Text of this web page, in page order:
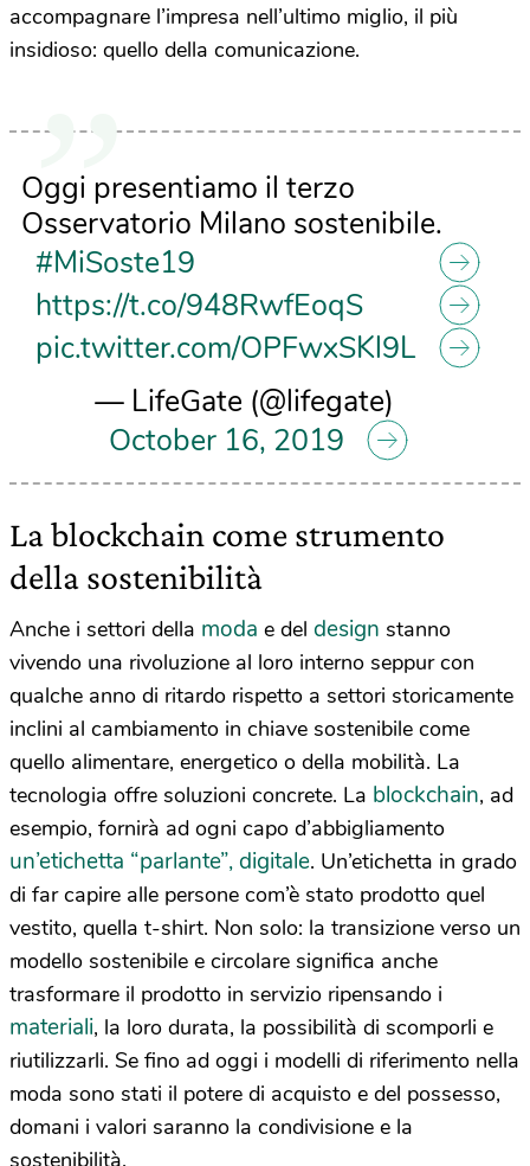
accompagnare l’impresa nell’ultimo miglio, il più
insidioso: quello della comunicazione.
Oggi presentiamo il terzo
Osservatorio Milano sostenibile.
#MiSoste19
https://t.co/948RwfEoqS
pic.twitter.com/OPFwxSKl9L
— LifeGate (@lifegate)
October 16, 2019
La blockchain come strumento
della sostenibilità
Anche i settori della moda e del design stanno
vivendo una rivoluzione al loro interno seppur con
qualche anno di ritardo rispetto a settori storicamente
inclini al cambiamento in chiave sostenibile come
quello alimentare, energetico o della mobilità. La
tecnologia offre soluzioni concrete. La blockchain, ad
esempio, fornirà ad ogni capo d’abbigliamento
un’etichetta “parlante”, digitale. Un’etichetta in grado
di far capire alle persone com’è stato prodotto quel
vestito, quella t-shirt. Non solo: la transizione verso un
modello sostenibile e circolare significa anche
trasformare il prodotto in servizio ripensando i
materiali, la loro durata, la possibilità di scomporli e
riutilizzarli. Se fino ad oggi i modelli di riferimento nella
moda sono stati il potere di acquisto e del possesso,
domani i valori saranno la condivisione e la